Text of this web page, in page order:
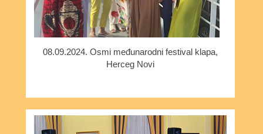
08.09.2024. Osmi međunarodni festival klapa,
Herceg Novi